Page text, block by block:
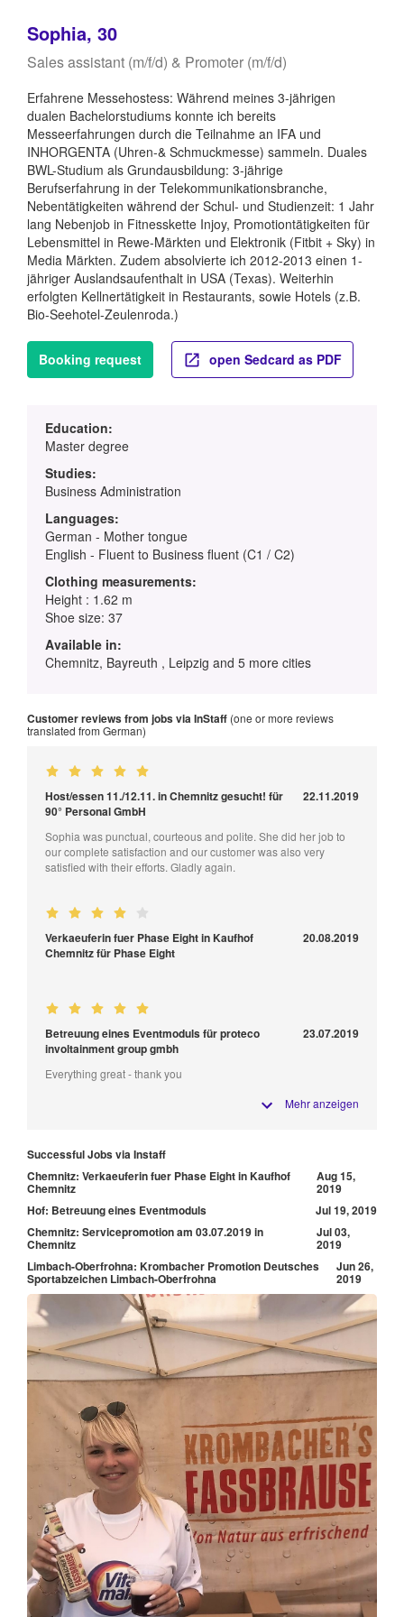
Sophia, 30
Sales assistant (m/f/d) & Promoter (m/f/d)
Erfahrene Messehostess: Während meines 3-jährigen
dualen Bachelorstudiums konnte ich bereits
Messeerfahrungen durch die Teilnahme an IFA und
INHORGENTA (Uhren-& Schmuckmesse) sammeln. Duales
BWL-Studium als Grundausbildung: 3-jährige
Berufserfahrung in der Telekommunikationsbranche,
Nebentätigkeiten während der Schul- und Studienzeit: 1 Jahr
lang Nebenjob in Fitnesskette Injoy, Promotiontätigkeiten für
Lebensmittel in Rewe-Märkten und Elektronik (Fitbit + Sky) in
Media Märkten. Zudem absolvierte ich 2012-2013 einen 1-
jähriger Auslandsaufenthalt in USA (Texas). Weiterhin
erfolgten Kellnertätigkeit in Restaurants, sowie Hotels (z.B.
Bio-Seehotel-Zeulenroda.)
Booking request open Sedcard as PDF
Education:
Master degree
Studies:
Business Administration
Languages:
German - Mother tongue
English - Fluent to Business fluent (C1 / C2)
Clothing measurements:
Height : 1.62 m
Shoe size: 37
Available in:
Chemnitz, Bayreuth , Leipzig and 5 more cities
Customer reviews from jobs via InStaff (one or more reviews
translated from German)
Host/essen 11./12.11. in Chemnitz gesucht! für
90° Personal GmbH
22.11.2019
Sophia was punctual, courteous and polite. She did her job to
our complete satisfaction and our customer was also very
satisfied with their efforts. Gladly again.
Verkaeuferin fuer Phase Eight in Kaufhof
Chemnitz für Phase Eight
20.08.2019
Betreuung eines Eventmoduls für proteco
involtainment group gmbh
23.07.2019
Everything great - thank you
Mehr anzeigen
Successful Jobs via Instaff
Chemnitz: Verkaeuferin fuer Phase Eight in Kaufhof
Chemnitz
Aug 15,
2019
Hof: Betreuung eines Eventmoduls
Jul 19, 2019
Chemnitz: Servicepromotion am 03.07.2019 in
Chemnitz
Jul 03,
2019
Limbach-Oberfrohna: Krombacher Promotion Deutsches
Sportabzeichen Limbach-Oberfrohna
Jun 26,
2019